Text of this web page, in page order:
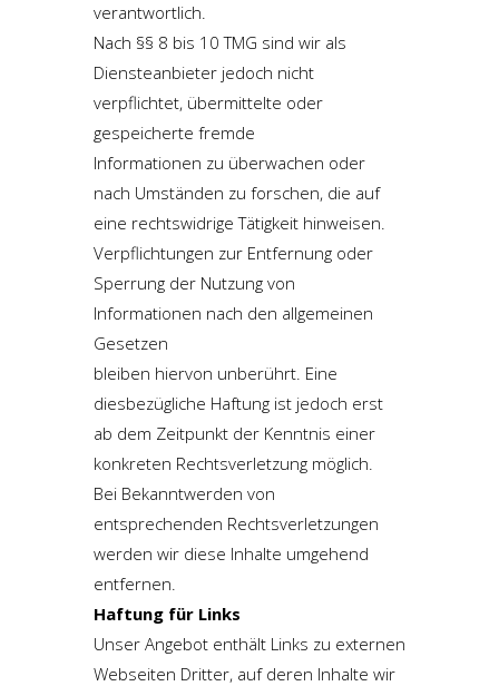
verantwortlich.
Nach §§ 8 bis 10 TMG sind wir als
Diensteanbieter jedoch nicht
verpflichtet, übermittelte oder
gespeicherte fremde
Informationen zu überwachen oder
nach Umständen zu forschen, die auf
eine rechtswidrige Tätigkeit hinweisen.
Verpflichtungen zur Entfernung oder
Sperrung der Nutzung von
Informationen nach den allgemeinen
Gesetzen
bleiben hiervon unberührt. Eine
diesbezügliche Haftung ist jedoch erst
ab dem Zeitpunkt der Kenntnis einer
konkreten Rechtsverletzung möglich.
Bei Bekanntwerden von
entsprechenden Rechtsverletzungen
werden wir diese Inhalte umgehend
entfernen.
Haftung für Links
Unser Angebot enthält Links zu externen
Webseiten Dritter, auf deren Inhalte wir